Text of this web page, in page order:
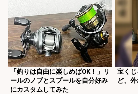
「釣りは自由に楽しめばOK！」リ
ールのノブとスプールを自分好み
にカスタムしてみた
宝く
ど、